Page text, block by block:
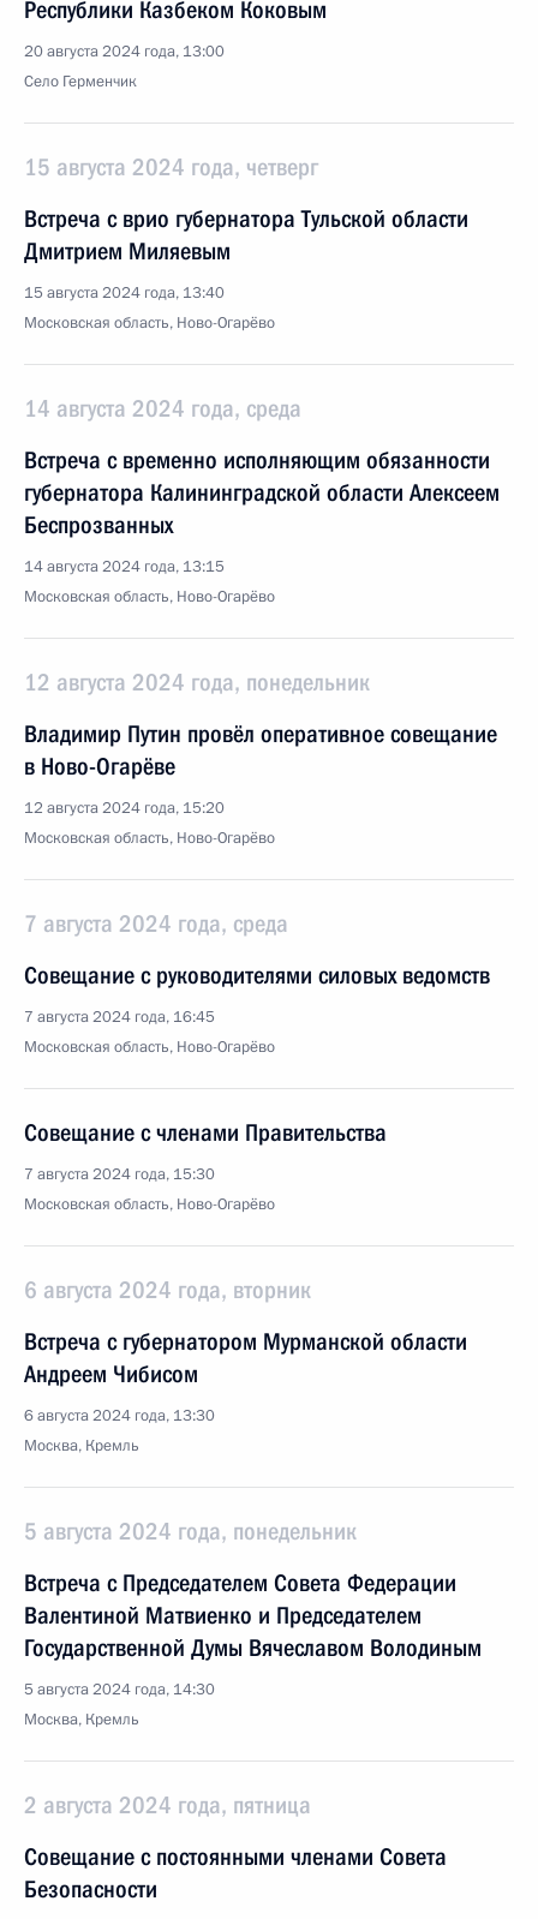
Республики Казбеком Коковым
20 августа 2024 года, 13:00
Село Герменчик
15 августа 2024 года, четверг
Встреча с врио губернатора Тульской области
Дмитрием Миляевым
15 августа 2024 года, 13:40
Московская область, Ново-Огарёво
14 августа 2024 года, среда
Встреча с временно исполняющим обязанности
губернатора Калининградской области Алексеем
Беспрозванных
14 августа 2024 года, 13:15
Московская область, Ново-Огарёво
12 августа 2024 года, понедельник
Владимир Путин провёл оперативное совещание
в Ново-Огарёве
12 августа 2024 года, 15:20
Московская область, Ново-Огарёво
7 августа 2024 года, среда
Совещание с руководителями силовых ведомств
7 августа 2024 года, 16:45
Московская область, Ново-Огарёво
Совещание с членами Правительства
7 августа 2024 года, 15:30
Московская область, Ново-Огарёво
6 августа 2024 года, вторник
Встреча с губернатором Мурманской области
Андреем Чибисом
6 августа 2024 года, 13:30
Москва, Кремль
5 августа 2024 года, понедельник
Встреча с Председателем Совета Федерации
Валентиной Матвиенко и Председателем
Государственной Думы Вячеславом Володиным
5 августа 2024 года, 14:30
Москва, Кремль
2 августа 2024 года, пятница
Совещание с постоянными членами Совета
Безопасности